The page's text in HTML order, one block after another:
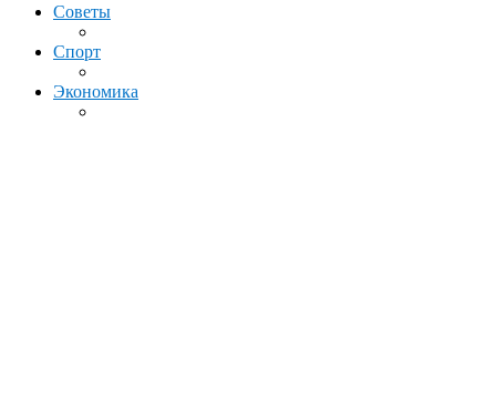
Советы
Спорт
Экономика